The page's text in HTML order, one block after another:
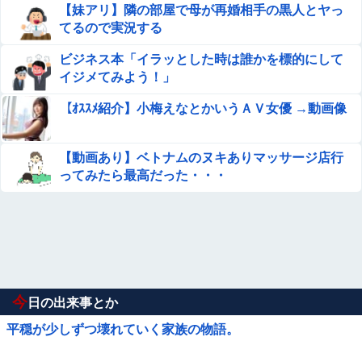
【妹アリ】隣の部屋で母が再婚相手の黒人とヤっ
てるので実況する
ビジネス本「イラッとした時は誰かを標的にして
イジメてみよう！」
【ｵｽｽﾒ紹介】小梅えなとかいうＡＶ女優 →動画像
【動画あり】ベトナムのヌキありマッサージ店行
ってみたら最高だった・・・
今 日の出来事とか
平穏が少しずつ壊れていく家族の物語。